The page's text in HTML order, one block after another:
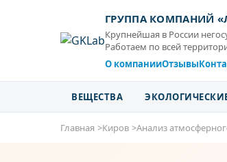
ГРУППА КОМПАНИЙ
Крупнейшая в России
Работаем по всей
О компанииОтзывы
ВЕЩЕСТВА
Главная Киров Анализ